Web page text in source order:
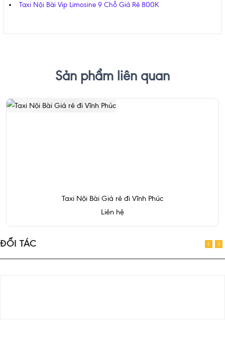
Taxi Nội Bài Vip Limosine 9 Chỗ Giá Rẻ 800K
Sản phẩm liên quan
Taxi Nội Bài Giá rẻ đi Vĩnh Phúc
Liên hệ
ĐỐI TÁC